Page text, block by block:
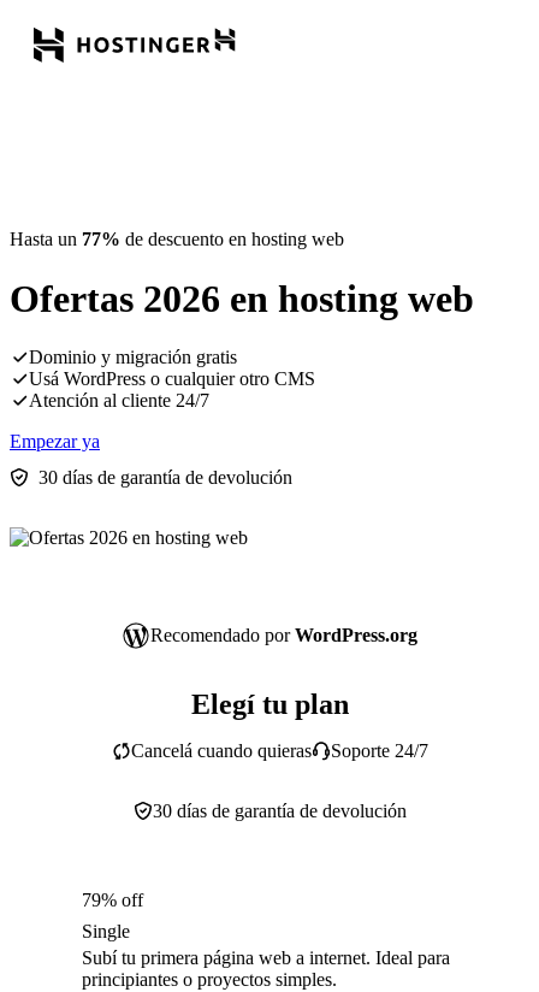
Hasta un 77% de descuento en hosting web
Ofertas 2026 en hosting web
Dominio y migración gratis
Usá WordPress o cualquier otro CMS
Atención al cliente 24/7
Empezar ya
30 días de garantía de devolución
Recomendado porWordPress.org
Elegí tu plan
30 días de garantía de devolución
Cancelá cuando quieras Soporte 24/7
79% off
Single
Subí tu primera página web a internet. Ideal para
principiantes o proyectos simples.